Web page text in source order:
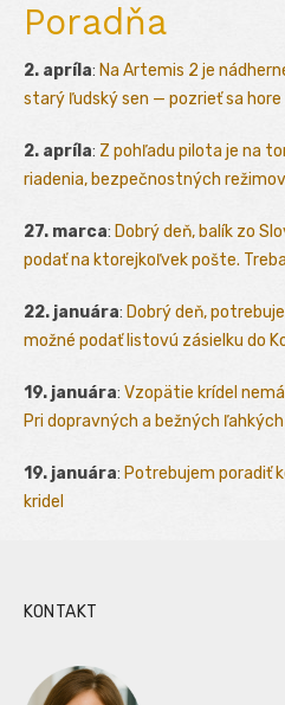
Poradňa
2. apríla: Na Artemis 2 je
starý ľudský sen — pozrieť sa hore
2. apríla: Z pohľadu pilota je na
riadenia, bezpečnostných
27. marca: Dobrý deň, balík zo
podať na ktorejkoľvek pošte.
22. januára: Dobrý deň,
možné podať listovú zásielku do
19. januára: Vzopätie krídel
Pri dopravných a bežných
19. januára: Potrebujem poradiť
kridel
KONTAKT